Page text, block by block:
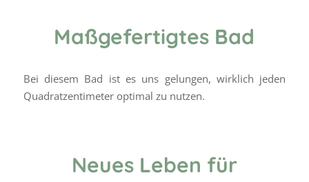
Maßgefertigtes Bad
Bei diesem Bad ist es uns gelungen, wirklich jeden
Quadratzentimeter optimal zu nutzen.
Neues Leben für